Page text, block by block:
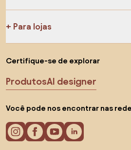
Para lojas
Certifique-se de explorar
ProdutosAI designer
Você pode nos encontrar nas